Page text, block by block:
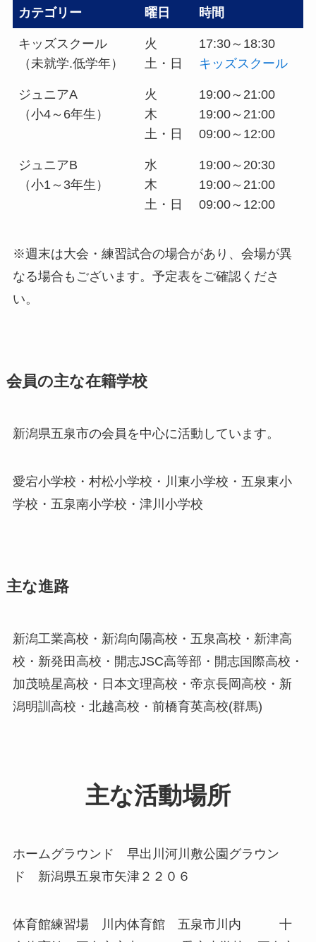
カテゴリー 曜日 時間
キッズスクール
（未就学.低学年）
火
土・日
17:30～18:30
キッズスクール
ジュニアA
（小4～6年生）
火
木
土・日
19:00～21:00
19:00～21:00
09:00～12:00
ジュニアB
（小1～3年生）
水
木
土・日
19:00～20:30
19:00～21:00
09:00～12:00
※週末は大会・練習試合の場合があり、会場が異
なる場合もございます。予定表をご確認くださ
い。
会員の主な在籍学校
新潟県五泉市の会員を中心に活動しています。
愛宕小学校・村松小学校・川東小学校・五泉東小
学校・五泉南小学校・津川小学校
主な進路
新潟工業高校・新潟向陽高校・五泉高校・新津高
校・新発田高校・開志JSC高等部・開志国際高校・
加茂暁星高校・日本文理高校・帝京長岡高校・新
潟明訓高校・北越高校・前橋育英高校(群馬)
主な活動場所
ホームグラウンド 早出川河川敷公園グラウン
ド 新潟県五泉市矢津２２０６
体育館練習場 川内体育館 五泉市川内 十